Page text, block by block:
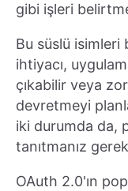
gibi işleri
Bu süslü isimleri
ihtiyacı,
çıkabilir veya
devretmeyi
iki durumda da,
tanıtmanız
OAuth 2.0'ın